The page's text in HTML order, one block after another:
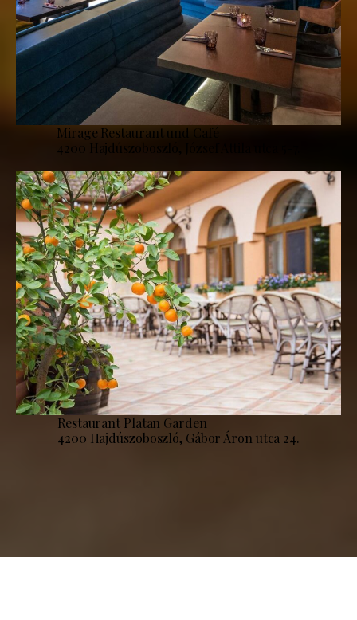
Mirage Restaurant und Café
4200 Hajdúszoboszló, József Attila utca 5-7.
Restaurant Platan Garden
4200 Hajdúszoboszló, Gábor Áron utca 24.